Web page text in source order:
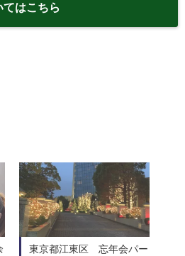
てはこちら
東京都江東区 忘年会パー